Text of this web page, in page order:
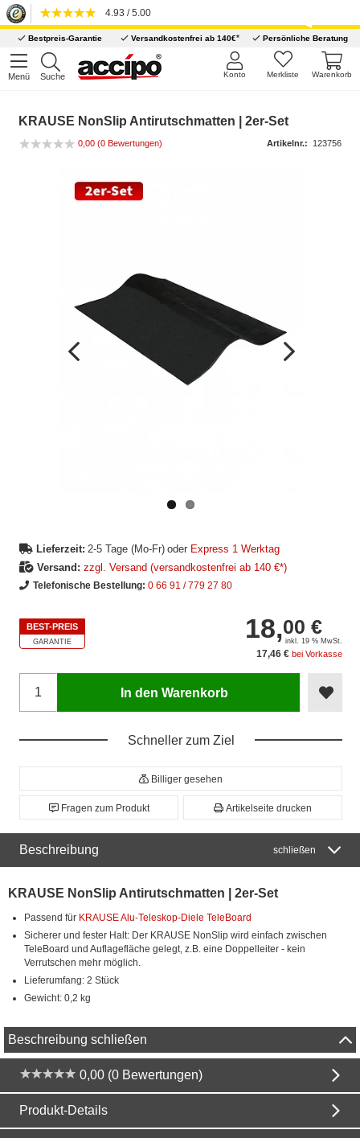
4.93 / 5.00
Bestpreis-Garantie Versandkostenfrei ab 140€* Persönliche Beratung
Menü Suche Warenkorb
Merkliste
Konto
KRAUSE NonSlip Antirutschmatten | 2er-Set
0,00 (0 Bewertungen) Artikelnr.: 123756
Lieferzeit: 2-5 Tage (Mo-Fr) oder Express 1 Werktag
Versand: zzgl. Versand (versandkostenfrei ab 140 €*)
Telefonische Bestellung: 0 66 91 / 779 27 80
BEST-PREIS
GARANTIE 18,00 €
inkl. 19 % MwSt.
17,46 € bei Vorkasse
In den Warenkorb
Schneller zum Ziel
Billiger gesehen
Fragen zum Produkt Artikelseite drucken
Beschreibung schließen
KRAUSE NonSlip Antirutschmatten | 2er-Set
Passend für KRAUSE Alu-Teleskop-Diele TeleBoard
Sicherer und fester Halt: Der KRAUSE NonSlip wird einfach zwischen
TeleBoard und Auflagefläche gelegt, z.B. eine Doppelleiter - kein
Verrutschen mehr möglich.
Lieferumfang: 2 Stück
Gewicht: 0,2 kg
Beschreibung schließen
0,00 (0 Bewertungen)
Produkt-Details